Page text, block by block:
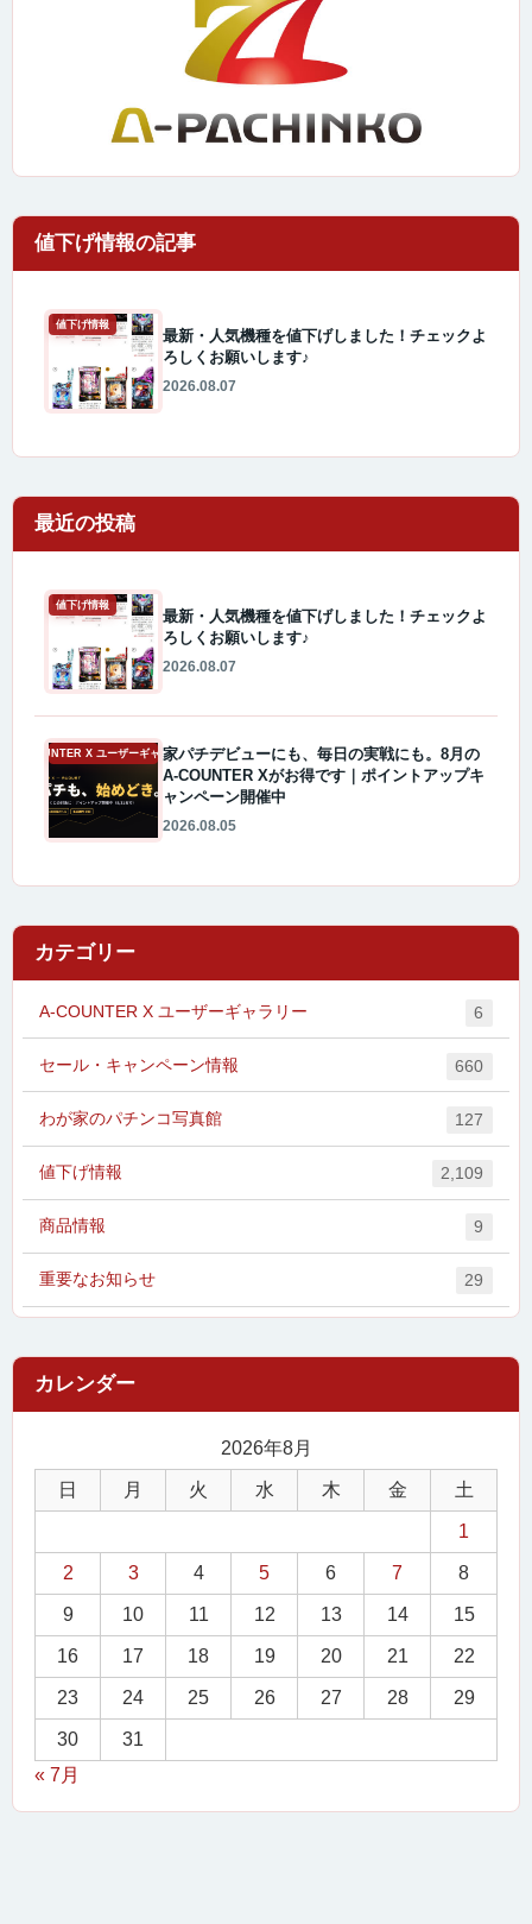
値下げ情報
最新・人気機種を値下げしました！チェックよ
ろしくお願いします♪
2026.08.07
最近の投稿
値下げ情報
最新・人気機種を値下げしました！チェックよ
ろしくお願いします♪
2026.08.07
A-COUNTER X ユーザーギャラリー家パチデビューにも、毎日の実戦にも。8月の
A-COUNTER Xがお得です｜ポイントアップキ
ャンペーン開催中
2026.08.05
カテゴリー
A-COUNTER X ユーザーギャラリー 6
セール・キャンペーン情報 660
わが家のパチンコ写真館 127
値下げ情報 2,109
商品情報 9
重要なお知らせ 29
2026年8月
日 月 火 水 木 金 土
1
2 3 4 5 6 7 8
9 10 11 12 13 14 15
16 17 18 19 20 21 22
23 24 25 26 27 28 29
30
31
« 7月